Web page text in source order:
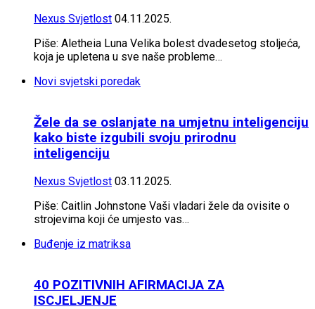
Nexus Svjetlost 04.11.2025.
Piše: Aletheia Luna Velika bolest dvadesetog stoljeća,
koja je upletena u sve naše probleme…
Novi svjetski poredak
Žele da se oslanjate na umjetnu inteligenciju
kako biste izgubili svoju prirodnu
inteligenciju
Nexus Svjetlost 03.11.2025.
Piše: Caitlin Johnstone Vaši vladari žele da ovisite o
strojevima koji će umjesto vas…
Buđenje iz matriksa
40 POZITIVNIH AFIRMACIJA ZA
ISCJELJENJE